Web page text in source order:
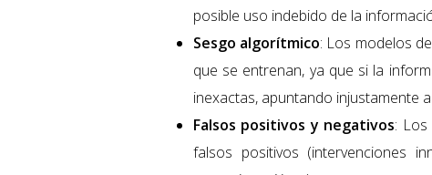
posible uso indebido de la
Sesgo algorítmico: Los modelos
que se entrenan, ya que si la
inexactas, apuntando injustamente
Falsos positivos y negativos:
falsos positivos (intervenciones